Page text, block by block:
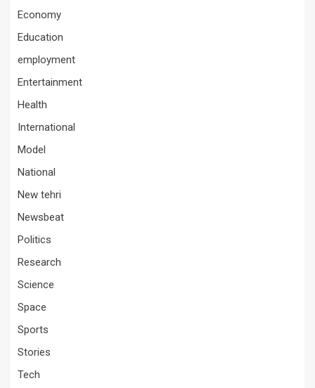
Economy
Education
employment
Entertainment
Health
International
Model
National
New tehri
Newsbeat
Politics
Research
Science
Space
Sports
Stories
Tech